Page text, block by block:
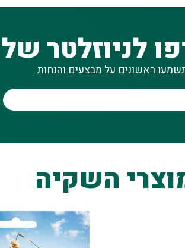
לניוזלטר
ראשונים על מבצעים והנחות
השקיה